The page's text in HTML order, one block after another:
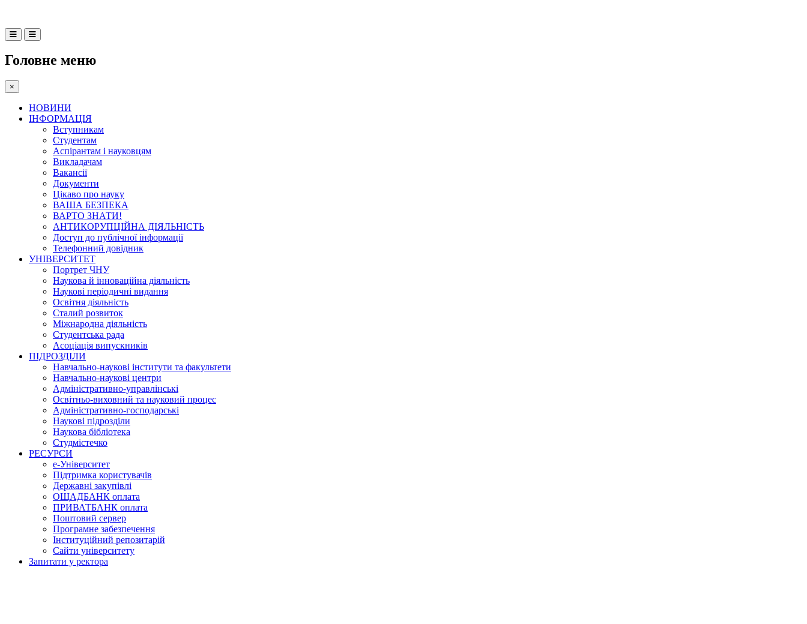
Головне меню
×
НОВИНИ
ІНФОРМАЦІЯ
Вступникам
Студентам
Аспірантам і науковцям
Викладачам
Вакансії
Документи
Цікаво про науку
ВАША БЕЗПЕКА
ВАРТО ЗНАТИ!
АНТИКОРУПЦІЙНА ДІЯЛЬНІСТЬ
Доступ до публічної інформації
Телефонний довідник
УНІВЕРСИТЕТ
Портрет ЧНУ
Наукова й інноваційна діяльність
Наукові періодичні видання
Освітня діяльність
Сталий розвиток
Міжнародна діяльність
Студентська рада
Асоціація випускників
ПІДРОЗДІЛИ
Навчально-наукові інститути та факультети
Навчально-наукові центри
Адміністративно-управлінські
Освітньо-виховний та науковий процес
Адміністративно-господарські
Наукові підрозділи
Наукова бібліотека
Студмістечко
РЕСУРСИ
е-Університет
Підтримка користувачів
Державні закупівлі
ОЩАДБАНК оплата
ПРИВАТБАНК оплата
Поштовий сервер
Програмне забезпечення
Інституційний репозитарій
Сайти університету
Запитати у ректора